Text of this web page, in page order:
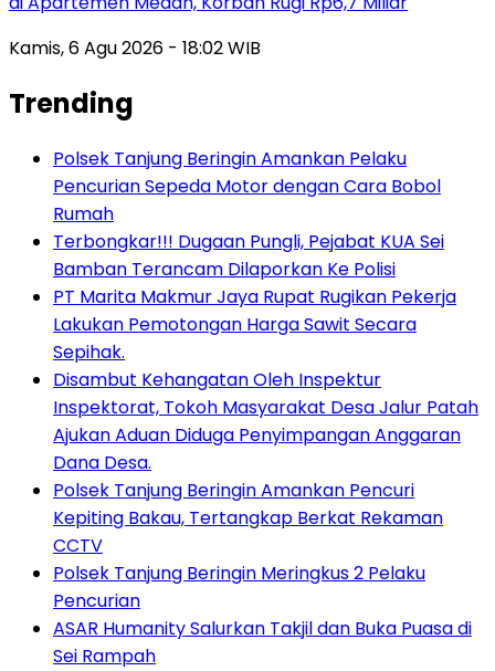
Kamis, 6 Agu 2026 - 18:02 WIB
Trending
Polsek Tanjung Beringin Amankan Pelaku
Pencurian Sepeda Motor dengan Cara Bobol
Rumah
Terbongkar!!! Dugaan Pungli, Pejabat KUA Sei
Bamban Terancam Dilaporkan Ke Polisi
PT Marita Makmur Jaya Rupat Rugikan Pekerja
Lakukan Pemotongan Harga Sawit Secara
Sepihak.
Disambut Kehangatan Oleh Inspektur
Inspektorat, Tokoh Masyarakat Desa Jalur Patah
Ajukan Aduan Diduga Penyimpangan Anggaran
Dana Desa.
Polsek Tanjung Beringin Amankan Pencuri
Kepiting Bakau, Tertangkap Berkat Rekaman
CCTV
Polsek Tanjung Beringin Meringkus 2 Pelaku
Pencurian
ASAR Humanity Salurkan Takjil dan Buka Puasa di
Sei Rampah